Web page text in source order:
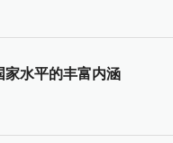
家水平的丰富内涵